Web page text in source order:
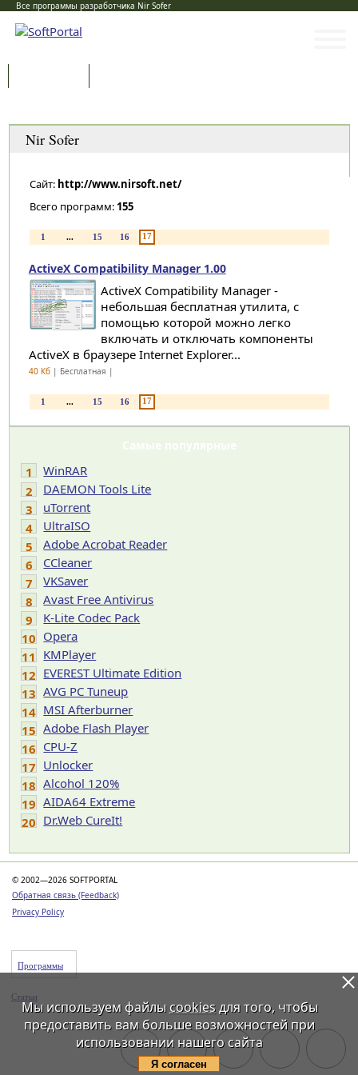
Все программы разработчика Nir Sofer
Nir Sofer
Сайт: http://www.nirsoft.net/
Всего программ: 155
1 ... 15 16 17
ActiveX Compatibility Manager 1.00
ActiveX Compatibility Manager -
небольшая бесплатная утилита, с
помощью которой можно легко
включать и отключать компоненты
ActiveX в браузере Internet Explorer...
40 Кб| Бесплатная |
1 ... 15 16 17
Самые популярные
1
WinRAR
2
DAEMON Tools Lite
3
uTorrent
4
UltraISO
5
Adobe Acrobat Reader
6
CCleaner
7
VKSaver
8
Avast Free Antivirus
9
K-Lite Codec Pack
10 Opera
11 KMPlayer
12 EVEREST Ultimate Edition
13 AVG PC Tuneup
14 MSI Afterburner
15 Adobe Flash Player
16 CPU-Z
17 Unlocker
18 Alcohol 120%
19 AIDA64 Extreme
20 Dr.Web CureIt!
© 2002—2026 SOFTPORTAL
Обратная связь (Feedback)
Privacy Policy
Программы
Статьи
Мы используем файлы cookiesдля того, чтобы
предоставить вам больше возможностей при
использовании нашего сайта